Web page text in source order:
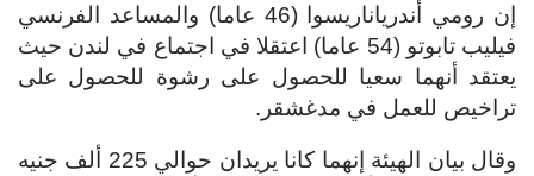
إن رومي أندرياناريسوا (46 عاما) والمساعد الفرنسي
فيليب تابوتو (54 عاما) اعتقلا في اجتماع في لندن حيث
يعتقد أنهما سعيا للحصول على رشوة للحصول على
تراخيص للعمل في مدغشقر.
وقال بيان الهيئة إنهما كانا يريدان حوالي 225 ألف جنيه